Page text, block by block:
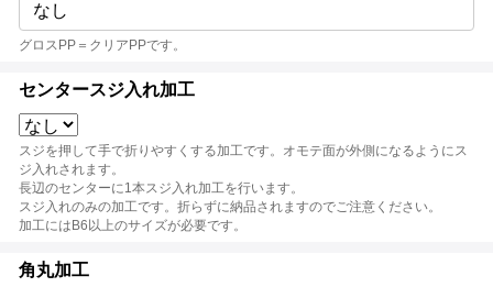
なし
グロスPP＝クリアPPです。
センタースジ入れ加工
スジを押して手で折りやすくする加工です。オモテ面が外側になるようにス
ジ入れされます。
長辺のセンターに1本スジ入れ加工を行います。
スジ入れのみの加工です。折らずに納品されますのでご注意ください。
加工にはB6以上のサイズが必要です。
角丸加工